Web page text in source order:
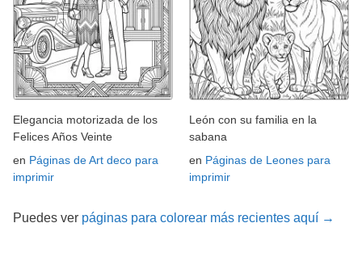
Elegancia motorizada de los
Felices Años Veinte
en Páginas de Art deco para
imprimir
León con su familia en la
sabana
en Páginas de Leones para
imprimir
Puedes ver páginas para colorear más recientes aquí →